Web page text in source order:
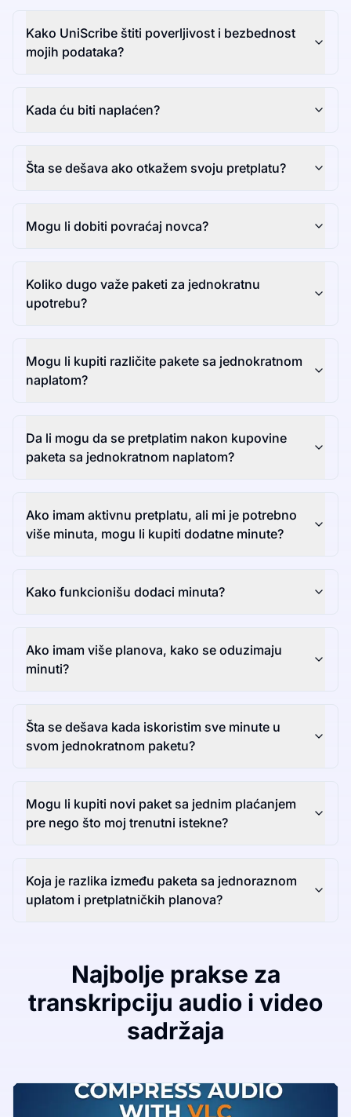
Kako UniScribe štiti poverljivost i bezbednost
mojih podataka?
Kada ću biti naplaćen?
Šta se dešava ako otkažem svoju pretplatu?
Mogu li dobiti povraćaj novca?
Koliko dugo važe paketi za jednokratnu
upotrebu?
Mogu li kupiti različite pakete sa jednokratnom
naplatom?
Da li mogu da se pretplatim nakon kupovine
paketa sa jednokratnom naplatom?
Ako imam aktivnu pretplatu, ali mi je potrebno
više minuta, mogu li kupiti dodatne minute?
Kako funkcionišu dodaci minuta?
Ako imam više planova, kako se oduzimaju
minuti?
Šta se dešava kada iskoristim sve minute u
svom jednokratnom paketu?
Mogu li kupiti novi paket sa jednim plaćanjem
pre nego što moj trenutni istekne?
Koja je razlika između paketa sa jednoraznom
uplatom i pretplatničkih planova?
Najbolje prakse za
transkripciju audio i video
sadržaja